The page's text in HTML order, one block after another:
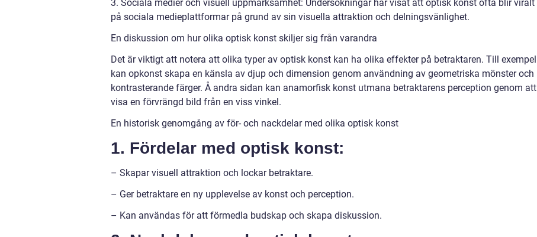
3. Sociala medier och visuell uppmärksamhet: Undersökningar har visat att optisk konst ofta blir viralt
på sociala medieplattformar på grund av sin visuella attraktion och delningsvänlighet.
En diskussion om hur olika optisk konst skiljer sig från varandra
Det är viktigt att notera att olika typer av optisk konst kan ha olika effekter på betraktaren. Till exempel
kan opkonst skapa en känsla av djup och dimension genom användning av geometriska mönster och
kontrasterande färger. Å andra sidan kan anamorfisk konst utmana betraktarens perception genom att
visa en förvrängd bild från en viss vinkel.
En historisk genomgång av för- och nackdelar med olika optisk konst
1. Fördelar med optisk konst:
– Skapar visuell attraktion och lockar betraktare.
– Ger betraktare en ny upplevelse av konst och perception.
– Kan användas för att förmedla budskap och skapa diskussion.